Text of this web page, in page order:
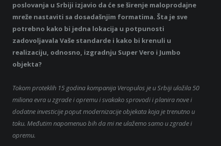
poslovanja u Srbiji izjavio da će se širenje maloprodajne
mreže nastaviti sa dosadašnjim formatima. Šta je sve
potrebno kako bi jedna lokacija u potpunosti
zadovoljavala Vaše standarde i kako bi krenuli u
realizaciju, odnosno, izgradnju Super Vero i Jumbo
objekta?
Tokom proteklih 15 godina kompanija Veropulos je u Srbiji uložila 50
miliona evra u zgrade i opremu i svakako sprovodi i planira nove i
dodatne investicije poput modernizacije objekata koja je trenutno u
toku. Međutim napomenuo bih da mi ne ulažemo samo u zgrade i
opremu.